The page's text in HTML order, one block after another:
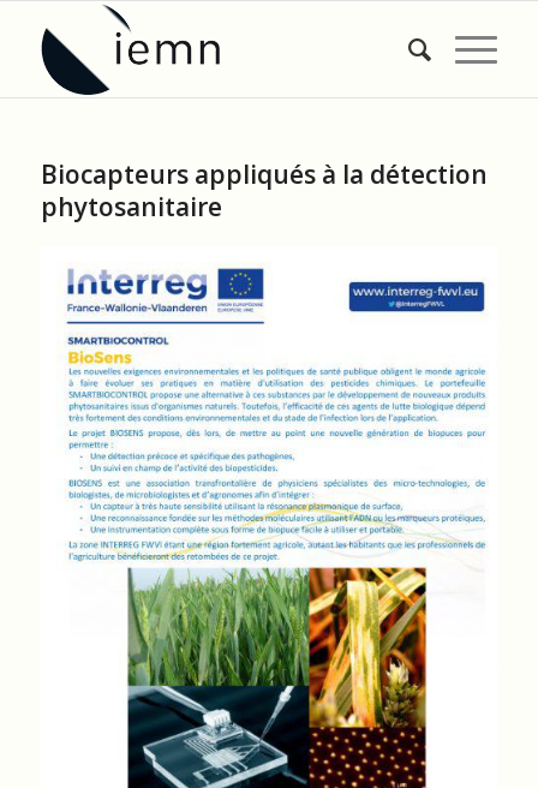
Biocapteurs appliqués à la détection
phytosanitaire